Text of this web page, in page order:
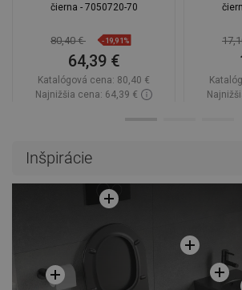
čierna - 7050720-70
80,40 € -19,91%
64,39 €
Katalógová cena: 80,40 €
Najnižšia cena: 64,39 €
Inšpirácie